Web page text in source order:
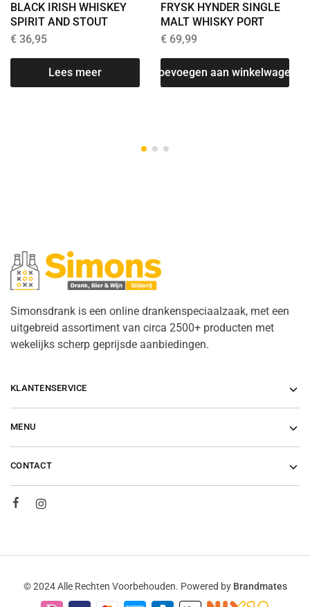
BLACK IRISH WHISKEY
SPIRIT AND STOUT
€ 36,95
Lees meer
FRYSK HYNDER SINGLE
MALT WHISKY PORT
€69,99
Toevoegen aan winkelwagen
Simonsdrank is een online drankenspeciaalzaak, met een
uitgebreid assortiment van circa 2500+ producten met
wekelijks scherp geprijsde aanbiedingen.
KLANTENSERVICE
MENU
CONTACT
© 2024 Alle Rechten Voorbehouden. Powered by Brandmates